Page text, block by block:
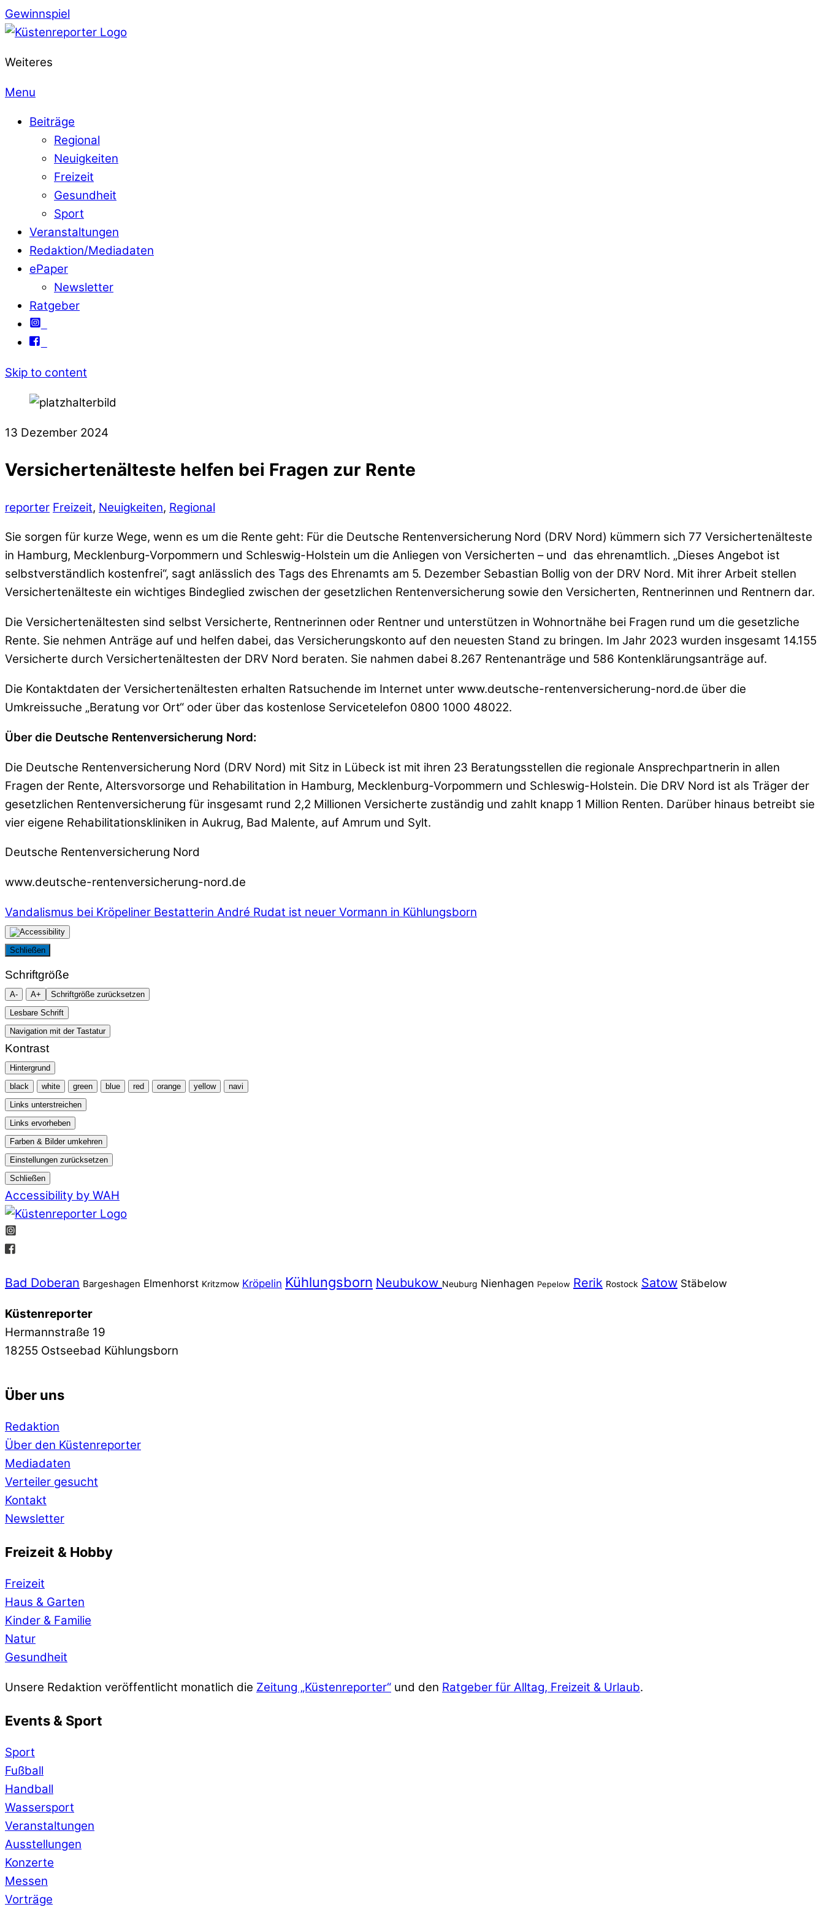
Gewinnspiel
Weiteres
Menu
Beiträge
Regional
Neuigkeiten
Freizeit
Gesundheit
Sport
Veranstaltungen
Redaktion/Mediadaten
ePaper
Newsletter
Ratgeber
Skip to content
13 Dezember 2024
Versichertenälteste helfen bei Fragen zur Rente
reporter Freizeit, Neuigkeiten, Regional
Sie sorgen für kurze Wege, wenn es um die Rente geht: Für die Deutsche Rentenversicherung Nord (DRV Nord) kümmern sich 77 Versichertenälteste
in Hamburg, Mecklenburg-Vorpommern und Schleswig-Holstein um die Anliegen von Versicherten – und das ehrenamtlich. „Dieses Angebot ist
selbstverständlich kostenfrei“, sagt anlässlich des Tags des Ehrenamts am 5. Dezember Sebastian Bollig von der DRV Nord. Mit ihrer Arbeit stellen
Versichertenälteste ein wichtiges Bindeglied zwischen der gesetzlichen Rentenversicherung sowie den Versicherten, Rentnerinnen und Rentnern dar.
Die Versichertenältesten sind selbst Versicherte, Rentnerinnen oder Rentner und unterstützen in Wohnortnähe bei Fragen rund um die gesetzliche
Rente. Sie nehmen Anträge auf und helfen dabei, das Versicherungskonto auf den neuesten Stand zu bringen. Im Jahr 2023 wurden insgesamt 14.155
Versicherte durch Versichertenältesten der DRV Nord beraten. Sie nahmen dabei 8.267 Rentenanträge und 586 Kontenklärungsanträge auf.
Die Kontaktdaten der Versichertenältesten erhalten Ratsuchende im Internet unter www.deutsche-rentenversicherung-nord.de über die
Umkreissuche „Beratung vor Ort“ oder über das kostenlose Servicetelefon 0800 1000 48022.
Über die Deutsche Rentenversicherung Nord:
Die Deutsche Rentenversicherung Nord (DRV Nord) mit Sitz in Lübeck ist mit ihren 23 Beratungsstellen die regionale Ansprechpartnerin in allen
Fragen der Rente, Altersvorsorge und Rehabilitation in Hamburg, Mecklenburg-Vorpommern und Schleswig-Holstein. Die DRV Nord ist als Träger der
gesetzlichen Rentenversicherung für insgesamt rund 2,2 Millionen Versicherte zuständig und zahlt knapp 1 Million Renten. Darüber hinaus betreibt sie
vier eigene Rehabilitationskliniken in Aukrug, Bad Malente, auf Amrum und Sylt.
Deutsche Rentenversicherung Nord
www.deutsche-rentenversicherung-nord.de
Vandalismus bei Kröpeliner Bestatterin André Rudat ist neuer Vormann in Kühlungsborn
Schließen
Schriftgröße
A- A+
Schriftgröße zurücksetzen
Lesbare Schrift
Navigation mit der Tastatur
Kontrast
Hintergrund
black
white green blue red orange yellow
navi
Links unterstreichen
Links ervorheben
Farben & Bilder umkehren
Einstellungen zurücksetzen
Schließen
Accessibility by WAH
Bad Doberan Bargeshagen Elmenhorst Kritzmow Kröpelin Kühlungsborn Neubukow Neuburg Nienhagen Pepelow Rerik Rostock Satow Stäbelow
Küstenreporter
Hermannstraße 19
18255 Ostseebad Kühlungsborn
Über uns
Redaktion
Über den Küstenreporter
Mediadaten
Verteiler gesucht
Kontakt
Newsletter
Freizeit & Hobby
Freizeit
Haus & Garten
Kinder & Familie
Natur
Gesundheit
Unsere Redaktion veröffentlicht monatlich die Zeitung „Küstenreporter“ und den Ratgeber für Alltag, Freizeit & Urlaub.
Events & Sport
Sport
Fußball
Handball
Wassersport
Veranstaltungen
Ausstellungen
Konzerte
Messen
Vorträge